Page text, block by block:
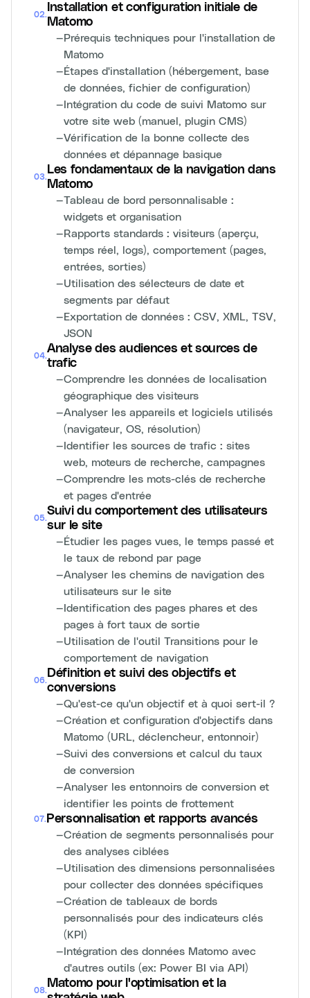
02.
Installation et configuration initiale de
Matomo
—Prérequis techniques pour l'installation de
Matomo
—Étapes d'installation (hébergement, base
de données, fichier de configuration)
—Intégration du code de suivi Matomo sur
votre site web (manuel, plugin CMS)
—Vérification de la bonne collecte des
données et dépannage basique
03.
Les fondamentaux de la navigation dans
Matomo
—Tableau de bord personnalisable :
widgets et organisation
—Rapports standards : visiteurs (aperçu,
temps réel, logs), comportement (pages,
entrées, sorties)
—Utilisation des sélecteurs de date et
segments par défaut
—Exportation de données : CSV, XML, TSV,
JSON
04.
Analyse des audiences et sources de
trafic
—Comprendre les données de localisation
géographique des visiteurs
—Analyser les appareils et logiciels utilisés
(navigateur, OS, résolution)
—Identifier les sources de trafic : sites
web, moteurs de recherche, campagnes
—Comprendre les mots-clés de recherche
et pages d'entrée
05.
Suivi du comportement des utilisateurs
sur le site
—Étudier les pages vues, le temps passé et
le taux de rebond par page
—Analyser les chemins de navigation des
utilisateurs sur le site
—Identification des pages phares et des
pages à fort taux de sortie
—Utilisation de l'outil Transitions pour le
comportement de navigation
06.
Définition et suivi des objectifs et
conversions
—Qu'est-ce qu'un objectif et à quoi sert-il ?
—Création et configuration d'objectifs dans
Matomo (URL, déclencheur, entonnoir)
—Suivi des conversions et calcul du taux
de conversion
—Analyser les entonnoirs de conversion et
identifier les points de frottement
07. Personnalisation et rapports avancés
—Création de segments personnalisés pour
des analyses ciblées
—Utilisation des dimensions personnalisées
pour collecter des données spécifiques
—Création de tableaux de bords
personnalisés pour des indicateurs clés
(KPI)
—Intégration des données Matomo avec
d'autres outils (ex: Power BI via API)
08.
Matomo pour l'optimisation et la